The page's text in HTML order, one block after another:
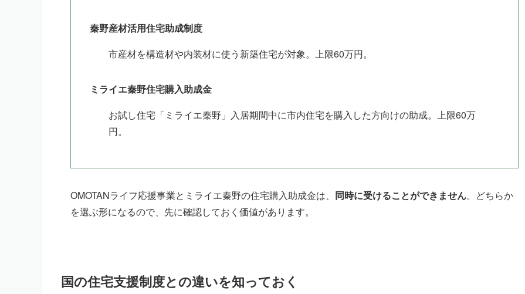
秦野産材活用住宅助成制度
市産材を構造材や内装材に使う新築住宅が対象。上限60万円。
ミライエ秦野住宅購入助成金
お試し住宅「ミライエ秦野」入居期間中に市内住宅を購入した方向けの助成。上限60万
円。
OMOTANライフ応援事業とミライエ秦野の住宅購入助成金は、 同時に受けることができません。どちらか
を選ぶ形になるので、先に確認しておく価値があります。
国の住宅支援制度との違いを知っておく